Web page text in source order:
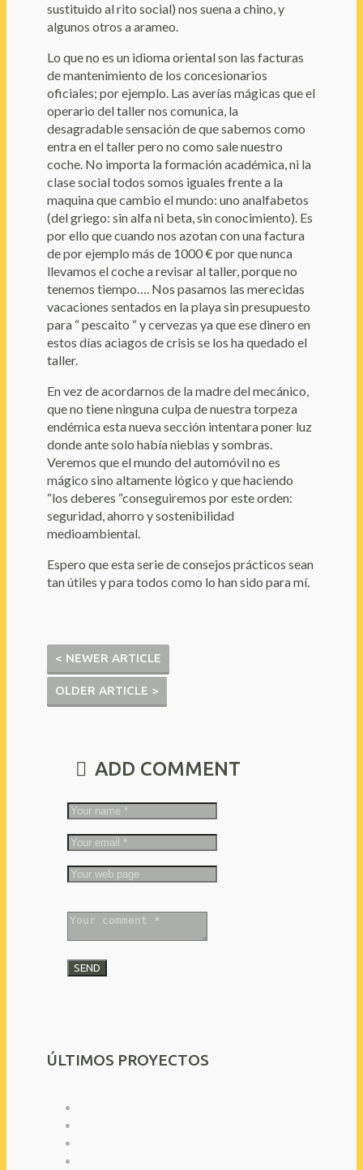
sustituido al rito social) nos suena a chino, y
algunos otros a arameo.
Lo que no es un idioma oriental son las facturas
de mantenimiento de los concesionarios
oficiales; por ejemplo. Las averías mágicas que el
operario del taller nos comunica, la
desagradable sensación de que sabemos como
entra en el taller pero no como sale nuestro
coche. No importa la formación académica, ni la
clase social todos somos iguales frente a la
maquina que cambio el mundo: uno analfabetos
(del griego: sin alfa ni beta, sin conocimiento). Es
por ello que cuando nos azotan con una factura
de por ejemplo más de 1000 € por que nunca
llevamos el coche a revisar al taller, porque no
tenemos tiempo…. Nos pasamos las merecidas
vacaciones sentados en la playa sin presupuesto
para “ pescaito “ y cervezas ya que ese dinero en
estos días aciagos de crisis se los ha quedado el
taller.
En vez de acordarnos de la madre del mecánico,
que no tiene ninguna culpa de nuestra torpeza
endémica esta nueva sección intentara poner luz
donde ante solo había nieblas y sombras.
Veremos que el mundo del automóvil no es
mágico sino altamente lógico y que haciendo
“los deberes “conseguiremos por este orden:
seguridad, ahorro y sostenibilidad
medioambiental.
Espero que esta serie de consejos prácticos sean
tan útiles y para todos como lo han sido para mí.
< NEWER ARTICLE
OLDER ARTICLE >
ADD COMMENT
ÚLTIMOS PROYECTOS